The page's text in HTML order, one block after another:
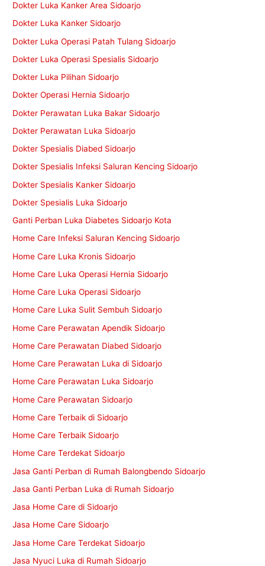
Dokter Luka Kanker Area Sidoarjo
Dokter Luka Kanker Sidoarjo
Dokter Luka Operasi Patah Tulang Sidoarjo
Dokter Luka Operasi Spesialis Sidoarjo
Dokter Luka Pilihan Sidoarjo
Dokter Operasi Hernia Sidoarjo
Dokter Perawatan Luka Bakar Sidoarjo
Dokter Perawatan Luka Sidoarjo
Dokter Spesialis Diabed Sidoarjo
Dokter Spesialis Infeksi Saluran Kencing Sidoarjo
Dokter Spesialis Kanker Sidoarjo
Dokter Spesialis Luka Sidoarjo
Ganti Perban Luka Diabetes Sidoarjo Kota
Home Care Infeksi Saluran Kencing Sidoarjo
Home Care Luka Kronis Sidoarjo
Home Care Luka Operasi Hernia Sidoarjo
Home Care Luka Operasi Sidoarjo
Home Care Luka Sulit Sembuh Sidoarjo
Home Care Perawatan Apendik Sidoarjo
Home Care Perawatan Diabed Sidoarjo
Home Care Perawatan Luka di Sidoarjo
Home Care Perawatan Luka Sidoarjo
Home Care Perawatan Sidoarjo
Home Care Terbaik di Sidoarjo
Home Care Terbaik Sidoarjo
Home Care Terdekat Sidoarjo
Jasa Ganti Perban di Rumah Balongbendo Sidoarjo
Jasa Ganti Perban Luka di Rumah Sidoarjo
Jasa Home Care di Sidoarjo
Jasa Home Care Sidoarjo
Jasa Home Care Terdekat Sidoarjo
Jasa Nyuci Luka di Rumah Sidoarjo